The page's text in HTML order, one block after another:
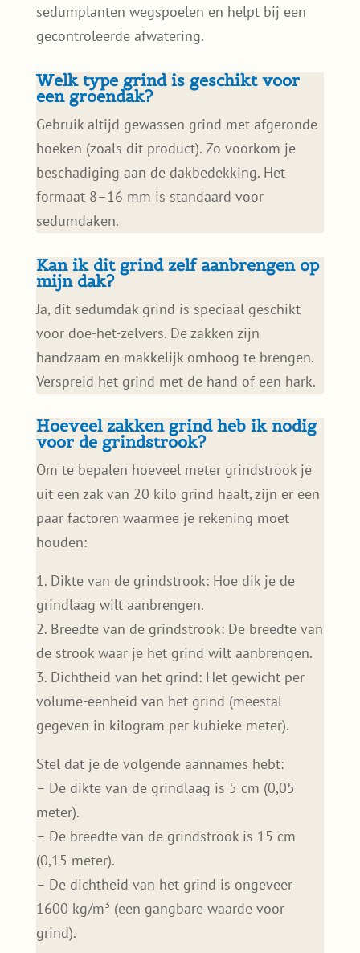
sedumplanten wegspoelen en helpt bij een
gecontroleerde afwatering.
Welk type grind is geschikt voor
een groendak?
Gebruik altijd gewassen grind met afgeronde
hoeken (zoals dit product). Zo voorkom je
beschadiging aan de dakbedekking. Het
formaat 8–16 mm is standaard voor
sedumdaken.
Kan ik dit grind zelf aanbrengen op
mijn dak?
Ja, dit sedumdak grind is speciaal geschikt
voor doe-het-zelvers. De zakken zijn
handzaam en makkelijk omhoog te brengen.
Verspreid het grind met de hand of een hark.
Hoeveel zakken grind heb ik nodig
voor de grindstrook?
Om te bepalen hoeveel meter grindstrook je
uit een zak van 20 kilo grind haalt, zijn er een
paar factoren waarmee je rekening moet
houden:
1. Dikte van de grindstrook: Hoe dik je de
grindlaag wilt aanbrengen.
2. Breedte van de grindstrook: De breedte van
de strook waar je het grind wilt aanbrengen.
3. Dichtheid van het grind: Het gewicht per
volume-eenheid van het grind (meestal
gegeven in kilogram per kubieke meter).
Stel dat je de volgende aannames hebt:
– De dikte van de grindlaag is 5 cm (0,05
meter).
– De breedte van de grindstrook is 15 cm
(0,15 meter).
– De dichtheid van het grind is ongeveer
1600 kg/m³ (een gangbare waarde voor
grind).